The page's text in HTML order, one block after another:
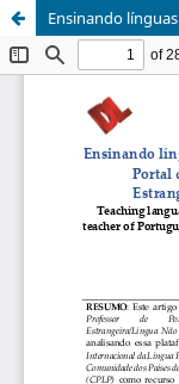
Ensinando